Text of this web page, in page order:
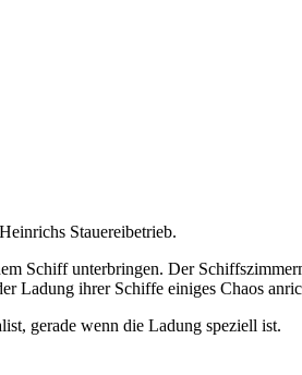
Stauereibetrieb.
Schiff unterbringen. Der
Ladung ihrer Schiffe einiges Chaos
gerade wenn die Ladung speziell ist.